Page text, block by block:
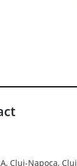
Cluj-Napoca, Cluj